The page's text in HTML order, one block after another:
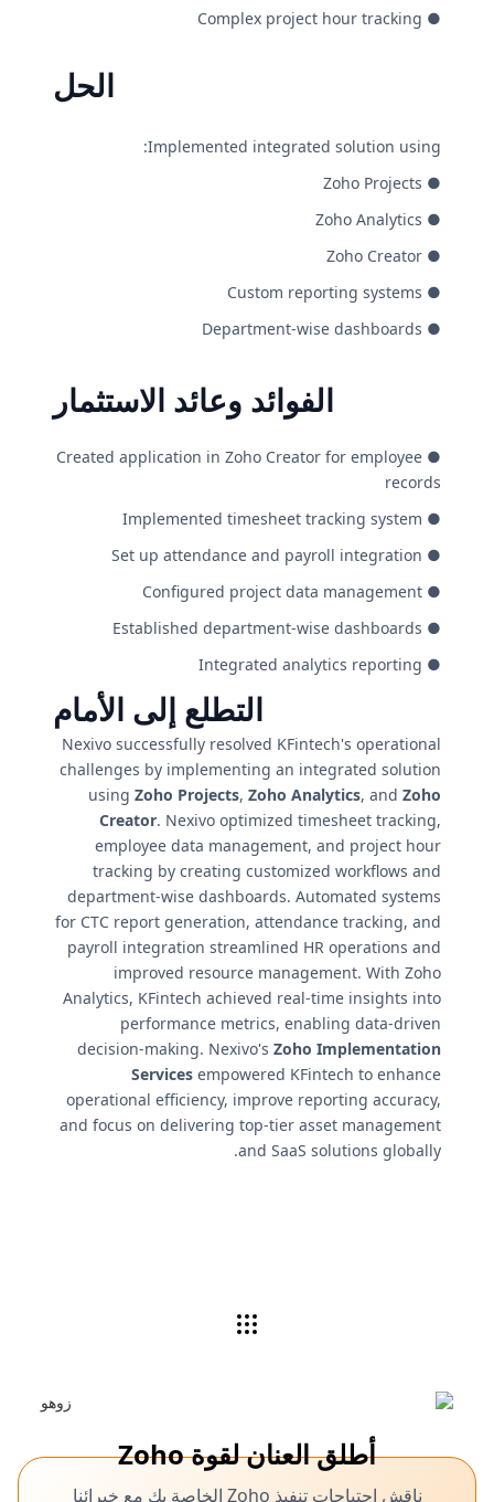
● Complex project hour tracking
الحل
Implemented integrated solution using:
● Zoho Projects
● Zoho Analytics
● Zoho Creator
● Custom reporting systems
● Department-wise dashboards
الفوائد وعائد الاستثمار
● Created application in Zoho Creator for employee
records
● Implemented timesheet tracking system
● Set up attendance and payroll integration
● Configured project data management
● Established department-wise dashboards
● Integrated analytics reporting
التطلع إلى الأمام
Nexivo successfully resolved KFintech's operational
challenges by implementing an integrated solution
using Zoho Projects, Zoho Analytics, and Zoho
Creator. Nexivo optimized timesheet tracking,
employee data management, and project hour
tracking by creating customized workflows and
department-wise dashboards. Automated systems
for CTC report generation, attendance tracking, and
payroll integration streamlined HR operations and
improved resource management. With Zoho
Analytics, KFintech achieved real-time insights into
performance metrics, enabling data-driven
decision-making. Nexivo's Zoho Implementation
Services empowered KFintech to enhance
operational efficiency, improve reporting accuracy,
and focus on delivering top-tier asset management
and SaaS solutions globally.
أطلق العنان لقوة Zoho
ناقش احتياجات تنفيذ Zoho الخاصة بك مع خبرائنا